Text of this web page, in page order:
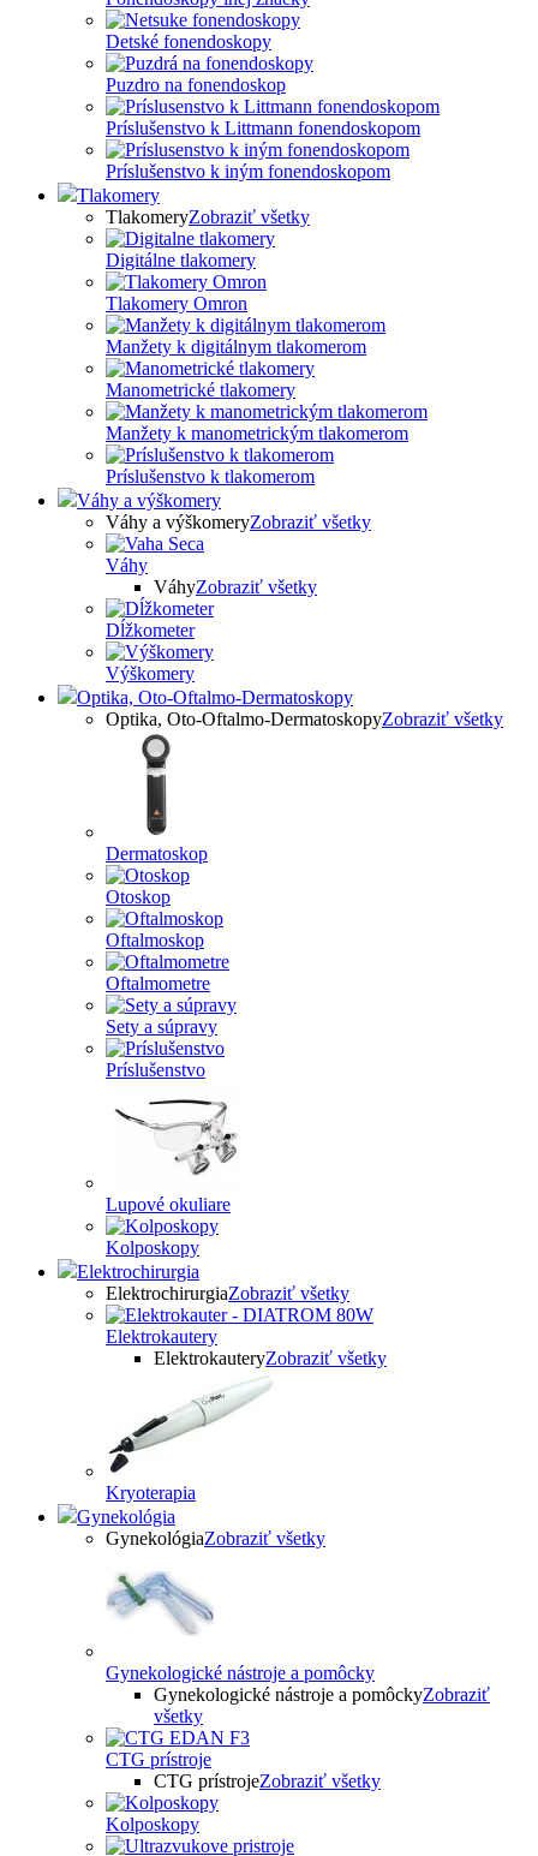
Detské fonendoskopy
Puzdro na fonendoskop
Príslušenstvo k Littmann fonendoskopom
Príslušenstvo k iným fonendoskopom
Tlakomery
TlakomeryZobraziť všetky
Digitálne tlakomery
Tlakomery Omron
Manžety k digitálnym tlakomerom
Manometrické tlakomery
Manžety k manometrickým tlakomerom
Príslušenstvo k tlakomerom
Váhy a výškomery
Váhy a výškomeryZobraziť všetky
Váhy
VáhyZobraziť všetky
Dĺžkometer
Výškomery
Optika, Oto-Oftalmo-Dermatoskopy
Optika, Oto-Oftalmo-DermatoskopyZobraziť všetky
Dermatoskop
Otoskop
Oftalmoskop
Oftalmometre
Sety a súpravy
Príslušenstvo
Lupové okuliare
Kolposkopy
Elektrochirurgia
ElektrochirurgiaZobraziť všetky
Elektrokautery
ElektrokauteryZobraziť všetky
Kryoterapia
Gynekológia
GynekológiaZobraziť všetky
Gynekologické nástroje a pomôcky
Gynekologické nástroje a pomôckyZobraziť
všetky
CTG prístroje
CTG prístrojeZobraziť všetky
Kolposkopy